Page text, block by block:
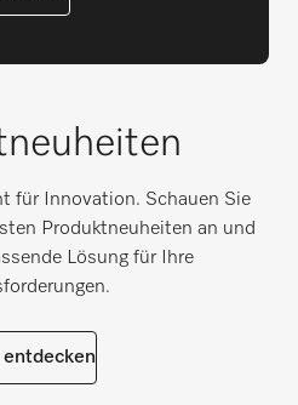
für Innovation. Schauen Sie
Produktneuheiten an und
Lösung für Ihre
entdecken